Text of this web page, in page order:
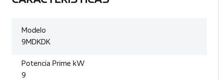
Modelo
9MDKDK
Potencia Prime kW
9